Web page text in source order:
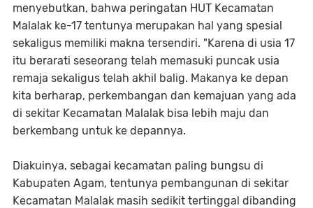
menyebutkan, bahwa peringatan HUT Kecamatan
Malalak ke-17 tentunya merupakan hal yang spesial
sekaligus memiliki makna tersendiri. "Karena di usia 17
itu berarati seseorang telah memasuki puncak usia
remaja sekaligus telah akhil balig. Makanya ke depan
kita berharap, perkembangan dan kemajuan yang ada
di sekitar Kecamatan Malalak bisa lebih maju dan
berkembang untuk ke depannya.
Diakuinya, sebagai kecamatan paling bungsu di
Kabupaten Agam, tentunya pembangunan di sekitar
Kecamatan Malalak masih sedikit tertinggal dibanding